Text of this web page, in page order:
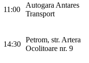
11:00
Autogara Antares
Transport
14:30
Petrom, str. Artera
Ocolitoare nr. 9